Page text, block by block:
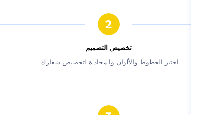
‫تخصيص التصميم‬
‫اختبر الخطوط والألوان والمحاذاة لتخصيص شعارك.‬